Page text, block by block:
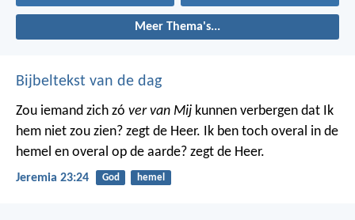
Meer Thema's...
Bijbeltekst van de dag
Zou iemand zich zó ver van Mij kunnen verbergen dat Ik
hem niet zou zien? zegt de Heer. Ik ben toch overal in de
hemel en overal op de aarde? zegt de Heer.
Jeremia 23:24 God hemel